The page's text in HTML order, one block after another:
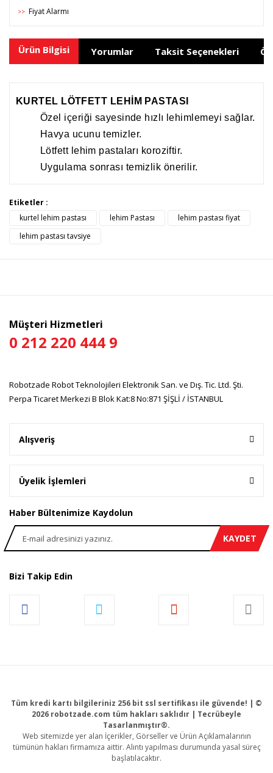
>> Fiyat Alarmı
Ürün Bilgisi Yorumlar Taksit Seçenekleri
KURTEL LÖTFETT LEHİM PASTASI
Özel içeriği sayesinde hızlı lehimlemeyi sağlar.
Havya ucunu temizler.
Lötfett lehim pastaları koroziftir.
Uygulama sonrası temizlik önerilir.
Bu ürüne ilk yorumu siz yapın!
Bu ürünün fiyat bilgisi, resim, ürün açıklamalarında ve diğer
konularda yetersiz gördüğünüz noktaları öneri formunu
kullanarak tarafımıza iletebilirsiniz.
Görüş ve önerileriniz için teşekkür ederiz.
Etiketler :
kurtel lehim pastası
lehim Pastası
lehim pastası fiyat
lehim pastası tavsiye
Müşteri Hizmetleri
0 212 220 444 9
Robotzade Robot Teknolojileri Elektronik San. ve Dış. Tic. Ltd. Şti.
Perpa Ticaret Merkezi B Blok Kat:8 No:871 ŞİŞLİ / İSTANBUL
Alışveriş
Üyelik İşlemleri
Haber Bültenimize Kaydolun
KAYDET
Bizi Takip Edin
Tüm kredi kartı bilgileriniz 256 bit ssl sertifikası ile güvende! | ©
2026 robotzade.com tüm hakları saklıdır | Tecrübeyle
Tasarlanmıştır®.
Web sitemizde yer alan İçerikler, Görseller ve Ürün Açıklamalarının
tümünün hakları firmamıza aittir. Alıntı yapılması durumunda yasal süreç
başlatılacaktır.